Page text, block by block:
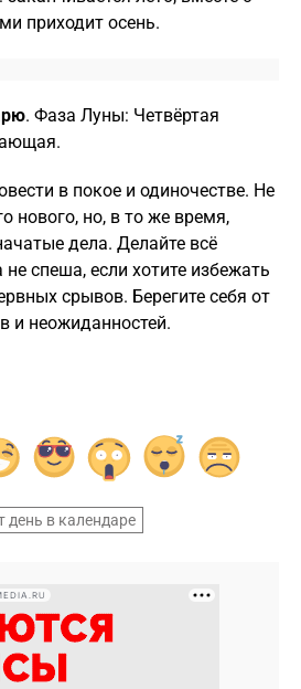
приходит осень.
. Фаза Луны: Четвёртая
в покое и одиночестве. Не
нового, но, в то же время,
дела. Делайте всё
спеша, если хотите избежать
срывов. Берегите себя от
и неожиданностей.
день в календаре